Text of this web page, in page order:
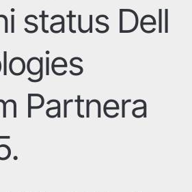
status Dell
Partnera